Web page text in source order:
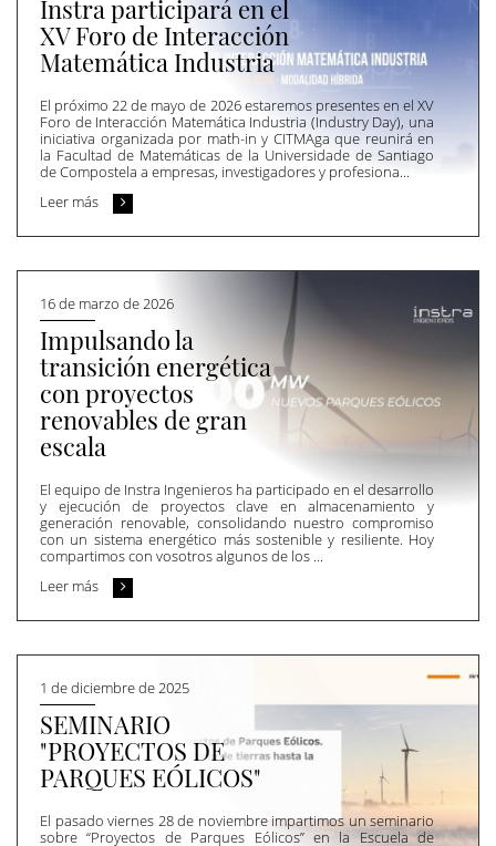
Instra participará en el
XV Foro de Interacción
Matemática Industria
El próximo 22 de mayo de 2026 estaremos presentes en el XV
Foro de Interacción Matemática Industria (Industry Day), una
iniciativa organizada por math-in y CITMAga que reunirá en
la Facultad de Matemáticas de la Universidade de Santiago
de Compostela a empresas, investigadores y profesiona...
Leer más
16 de marzo de 2026
Impulsando la
transición energética
con proyectos
renovables de gran
escala
El equipo de Instra Ingenieros ha participado en el desarrollo
y ejecución de proyectos clave en almacenamiento y
generación renovable, consolidando nuestro compromiso
con un sistema energético más sostenible y resiliente. Hoy
compartimos con vosotros algunos de los ...
Leer más
1 de diciembre de 2025
SEMINARIO
"PROYECTOS DE
PARQUES EÓLICOS"
El pasado viernes 28 de noviembre impartimos un seminario
sobre “Proyectos de Parques Eólicos” en la Escuela de